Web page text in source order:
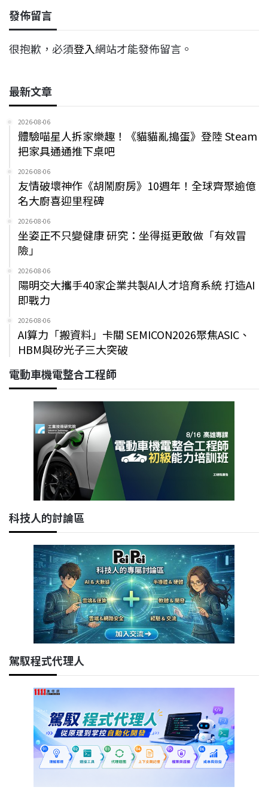
發佈留言
很抱歉，必須登入網站才能發佈留言。
最新文章
2026-08-06
體驗喵星人拆家樂趣！《貓貓亂搗蛋》登陸 Steam
把家具通通推下桌吧
2026-08-06
友情破壞神作《胡鬧廚房》10週年！全球齊聚逾億
名大廚喜迎里程碑
2026-08-06
坐姿正不只變健康 研究：坐得挺更敢做「有效冒
險」
2026-08-06
陽明交大攜手40家企業共製AI人才培育系統 打造AI
即戰力
2026-08-06
AI算力「搬資料」卡關 SEMICON2026聚焦ASIC、
HBM與矽光子三大突破
電動車機電整合工程師
科技人的討論區
駕馭程式代理人